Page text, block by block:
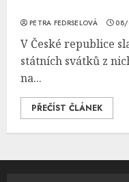
PETRA FEDRSELOVÁ
V České republice
státních svátků z
na...
PŘEČÍST ČLÁNEK